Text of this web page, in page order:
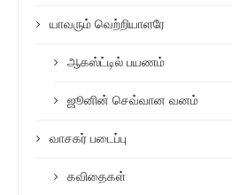
யாவரும் வெற்றியாளரே
ஆகஸ்ட்டில் பயணம்
ஜூனின் செவ்வான வனம்
வாசகர் படைப்பு
கவிதைகள்